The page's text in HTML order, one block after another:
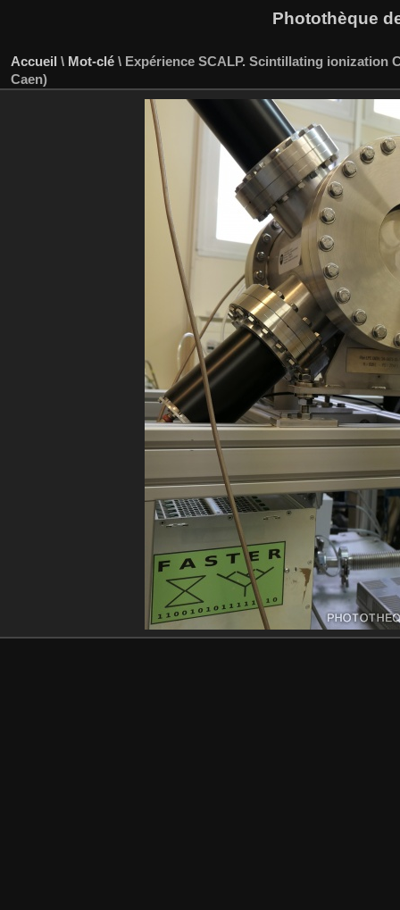
Photothèque
Accueil \ Mot-clé \ Expérience SCALP. Scintillating ionization
Caen)